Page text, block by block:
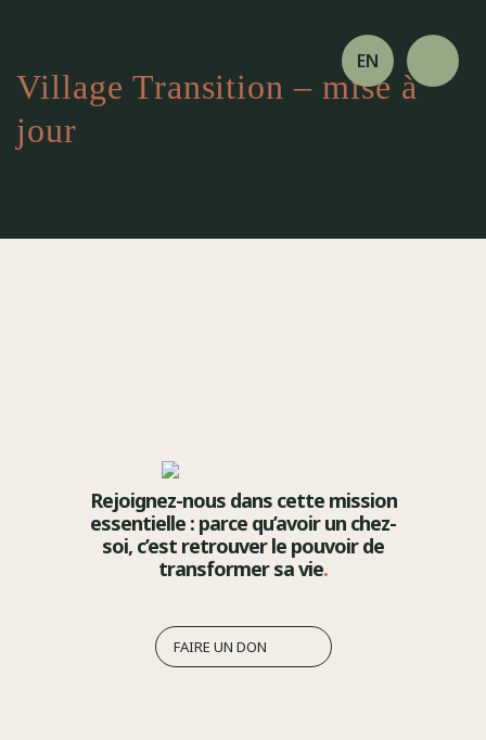
EN
Village Transition – mise à
jour
Rejoignez-nous dans cette mission
essentielle : parce qu’avoir un chez-
soi, c’est retrouver le pouvoir de
transformer sa vie.
FAIRE UN DON